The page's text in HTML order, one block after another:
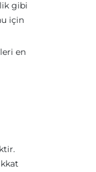
gibi
için
en